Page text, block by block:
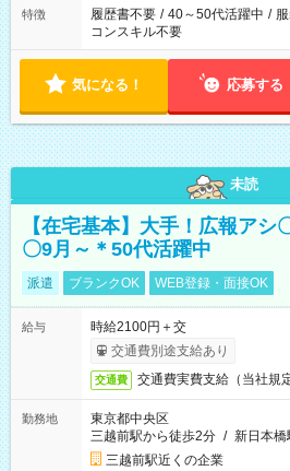
特徴 履歴書不要 / 40～50代活躍中 /
コンスキル不要
気になる！ 応募する
未読
【在宅基本】大手！広報アシ
〇9月～＊50代活躍中
派遣 ブランクOK WEB登録・面接OK
給与
時給2100円＋交
交通費別途支給あり
交通費 交通費実費支給（当社規
勤務地
東京都中央区
三越前駅から徒歩2分 / 新日本
三越前駅近くの企業